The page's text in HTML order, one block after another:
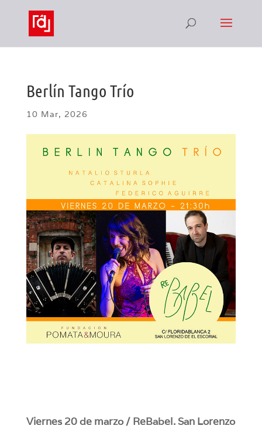
Berlín Tango Trío
10 Mar, 2026
Viernes 20 de marzo / ReBabel. San Lorenzo